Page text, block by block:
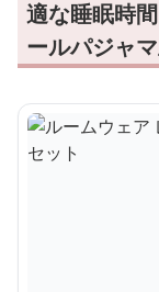
適な睡眠時
ールパジャ